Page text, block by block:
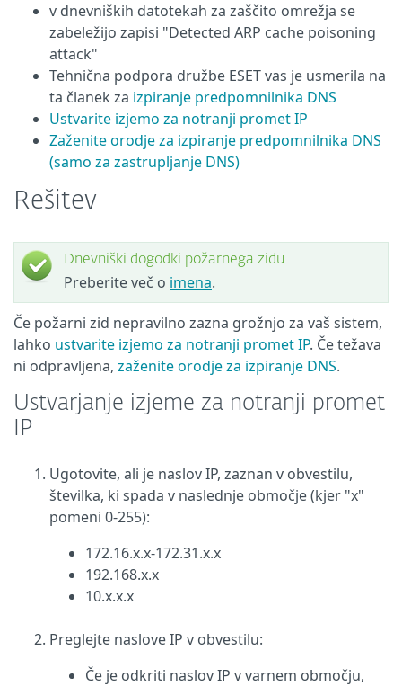
v dnevniških datotekah za zaščito omrežja se
zabeležijo zapisi "Detected ARP cache poisoning
attack"
Tehnična podpora družbe ESET vas je usmerila na
ta članek za izpiranje predpomnilnika DNS
Ustvarite izjemo za notranji promet IP
Zaženite orodje za izpiranje predpomnilnika DNS
(samo za zastrupljanje DNS)
Rešitev
Dnevniški dogodki požarnega zidu
Preberite več o imena.
Če požarni zid nepravilno zazna grožnjo za vaš sistem,
lahko ustvarite izjemo za notranji promet IP. Če težava
ni odpravljena, zaženite orodje za izpiranje DNS.
Ustvarjanje izjeme za notranji promet
IP
Ugotovite, ali je naslov IP, zaznan v obvestilu,
številka, ki spada v naslednje območje (kjer "x"
pomeni 0-255):
172.16.x.x-172.31.x.x
192.168.x.x
10.x.x.x
Preglejte naslove IP v obvestilu:
Če je odkriti naslov IP v varnem območju,